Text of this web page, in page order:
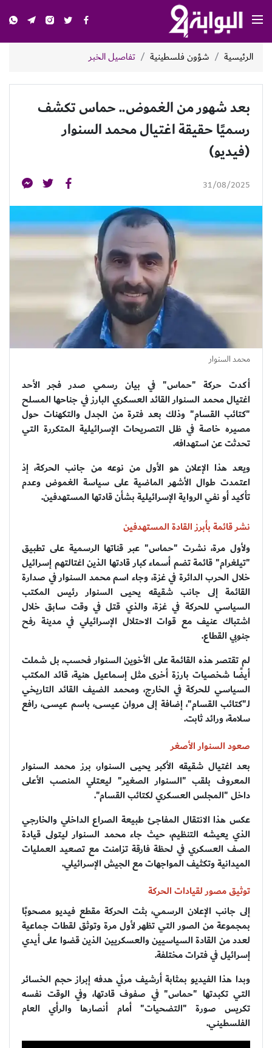
الرئيسية شؤون فلسطينية تفاصيل الخبر
بعد شهور من الغموض.. حماس تكشف
رسميًا حقيقة اغتيال محمد السنوار
(فيديو)
31/08/2025
محمد السنوار
أكدت حركة "حماس" في بيان رسمي صدر فجر الأحد
اغتيال محمد السنوار القائد العسكري البارز في جناحها المسلح
"كتائب القسام" وذلك بعد فترة من الجدل والتكهنات حول
مصيره خاصة في ظل التصريحات الإسرائيلية المتكررة التي
تحدثت عن استهدافه.
ويعد هذا الإعلان هو الأول من نوعه من جانب الحركة، إذ
اعتمدت طوال الأشهر الماضية على سياسة الغموض وعدم
تأكيد أو نفي الرواية الإسرائيلية بشأن قادتها المستهدفين.
نشر قائمة بأبرز القادة المستهدفين
ولأول مرة، نشرت "حماس" عبر قناتها الرسمية على تطبيق
"تيلغرام" قائمة تضم أسماء كبار قادتها الذين اغتالتهم إسرائيل
خلال الحرب الدائرة في غزة، وجاء اسم محمد السنوار في صدارة
القائمة إلى جانب شقيقه يحيى السنوار رئيس المكتب
السياسي للحركة في غزة، والذي قتل في وقت سابق خلال
اشتباك عنيف مع قوات الاحتلال الإسرائيلي في مدينة رفح
جنوبي القطاع.
لم تقتصر هذه القائمة على الأخوين السنوار فحسب، بل شملت
أيضًا شخصيات بارزة أخرى مثل إسماعيل هنية، قائد المكتب
السياسي للحركة في الخارج، ومحمد الضيف القائد التاريخي
لـ"كتائب القسام"، إضافة إلى مروان عيسى، باسم عيسى، رافع
سلامة، ورائد ثابت.
صعود السنوار الأصغر
بعد اغتيال شقيقه الأكبر يحيى السنوار، برز محمد السنوار
المعروف بلقب "السنوار الصغير" ليعتلي المنصب الأعلى
داخل "المجلس العسكري لكتائب القسام".
عكس هذا الانتقال المفاجئ طبيعة الصراع الداخلي والخارجي
الذي يعيشه التنظيم، حيث جاء محمد السنوار ليتولى قيادة
الصف العسكري في لحظة فارقة تزامنت مع تصعيد العمليات
الميدانية وتكثيف المواجهات مع الجيش الإسرائيلي.
توثيق مصور لقيادات الحركة
إلى جانب الإعلان الرسمي، بثت الحركة مقطع فيديو مصحوبًا
بمجموعة من الصور التي تظهر لأول مرة وتوثق لقطات جماعية
لعدد من القادة السياسيين والعسكريين الذين قضوا على أيدي
إسرائيل في فترات مختلفة.
وبدا هذا الفيديو بمثابة أرشيف مرئي هدفه إبراز حجم الخسائر
التي تكبدتها "حماس" في صفوف قادتها، وفي الوقت نفسه
تكريس صورة "التضحيات" أمام أنصارها والرأي العام
الفلسطيني.